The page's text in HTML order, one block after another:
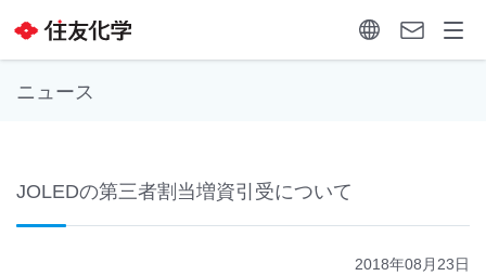
ニュース
JOLEDの第三者割当増資引受について
2018年08月23日